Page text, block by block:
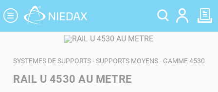
SYSTEMES DE SUPPORTS - SUPPORTS MOYENS - GAMME 4530
RAIL U 4530 AU METRE
Panneau de gestion des cookies